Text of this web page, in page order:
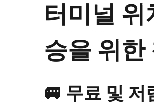
터미널 위
승을 위한
🚐 무료 및 저